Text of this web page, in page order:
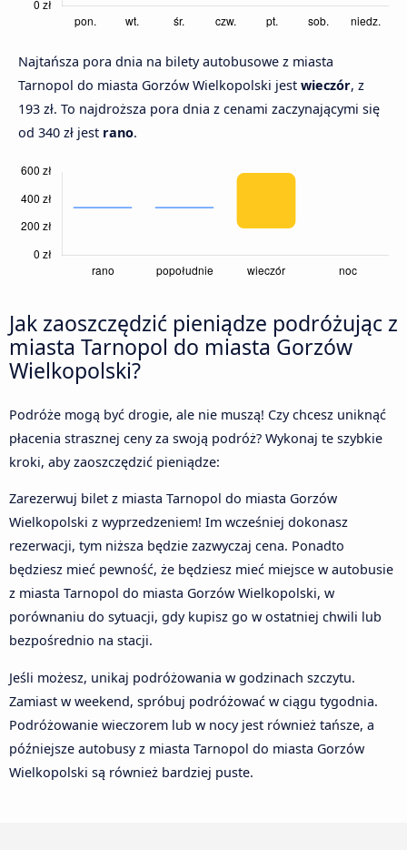
Najtańsza pora dnia na bilety autobusowe z miasta
Tarnopol do miasta Gorzów Wielkopolski jest wieczór, z
193 zł. To najdroższa pora dnia z cenami zaczynającymi się
od 340 zł jest rano.
Jak zaoszczędzić pieniądze podróżując z
miasta Tarnopol do miasta Gorzów
Wielkopolski?
Podróże mogą być drogie, ale nie muszą! Czy chcesz uniknąć
płacenia strasznej ceny za swoją podróż? Wykonaj te szybkie
kroki, aby zaoszczędzić pieniądze:
Zarezerwuj bilet z miasta Tarnopol do miasta Gorzów
Wielkopolski z wyprzedzeniem! Im wcześniej dokonasz
rezerwacji, tym niższa będzie zazwyczaj cena. Ponadto
będziesz mieć pewność, że będziesz mieć miejsce w autobusie
z miasta Tarnopol do miasta Gorzów Wielkopolski, w
porównaniu do sytuacji, gdy kupisz go w ostatniej chwili lub
bezpośrednio na stacji.
Jeśli możesz, unikaj podróżowania w godzinach szczytu.
Zamiast w weekend, spróbuj podróżować w ciągu tygodnia.
Podróżowanie wieczorem lub w nocy jest również tańsze, a
późniejsze autobusy z miasta Tarnopol do miasta Gorzów
Wielkopolski są również bardziej puste.